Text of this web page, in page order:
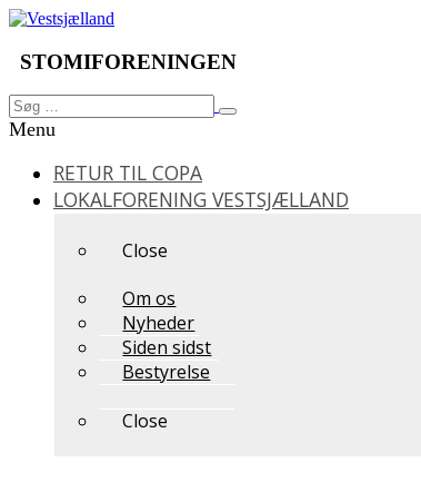
Videre
indhold
STOMIFORENINGEN
Søg
efter:
Søg
Menu
RETUR TIL COPA
LOKALFORENING VESTSJÆLLAND
Close
Om os
Nyheder
Siden sidst
Bestyrelse
Close